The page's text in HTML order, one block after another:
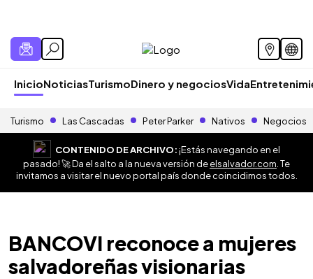
InicioNoticiasTurismoDinero y negociosVida
Turismo Las Cascadas Peter Parker Nativos Negocios
CONTENIDO DE ARCHIVO:¡Estás navegando en el
pasado! 🚀 Da el salto a la nueva versión deelsalvador.com . Te
invitamos a visitar el nuevo portal país donde coincidimos todos.
BANCOVI reconoce a mujeres
salvadoreñas visionarias